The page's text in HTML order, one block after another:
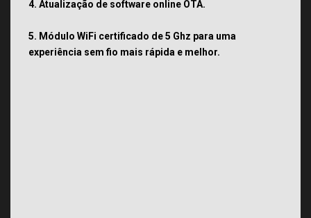
4. Atualização de software online OTA.
5. Módulo WiFi certificado de 5 Ghz para uma
experiência sem fio mais rápida e melhor.